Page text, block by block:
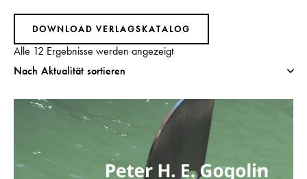
DOWNLOAD VERLAGSKATALOG
Alle 12 Ergebnisse werden angezeigt